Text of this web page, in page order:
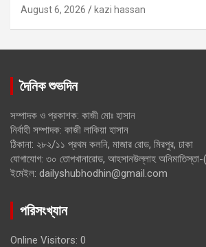
August 6, 2026 kazi hassan
দৈনিক শুভদিন
সম্পাদক ও প্রকাশক: কাজী মোঃ হাসান
নির্বাহী সম্পাদক: কাজী লাকিয়া হাসান
ঠিকানা: ২৮২/১১ প্রথম কলনি, মাজার রোড, মিরপুর, ঢাকা
যোগাযোগ: ৩০ তোপখানারোড, আহসানউল্লাহ
ইমেইল: dailyshubhodhin@gmail.com
পরিসংখ্যান
Online Visitors: 0